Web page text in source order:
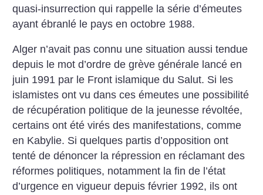
quasi-insurrection qui rappelle la série d’émeutes
ayant ébranlé le pays en octobre 1988.
Alger n’avait pas connu une situation aussi tendue
depuis le mot d’ordre de grève générale lancé en
juin 1991 par le Front islamique du Salut. Si les
islamistes ont vu dans ces émeutes une possibilité
de récupération politique de la jeunesse révoltée,
certains ont été virés des manifestations, comme
en Kabylie. Si quelques partis d’opposition ont
tenté de dénoncer la répression en réclamant des
réformes politiques, notamment la fin de l’état
d’urgence en vigueur depuis février 1992, ils ont